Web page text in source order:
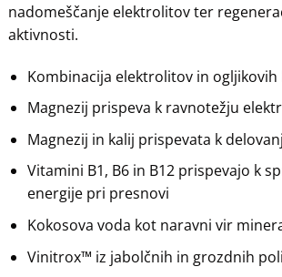
nadomeščanje elektrolitov ter
aktivnosti.
Kombinacija elektrolitov in
Magnezij prispeva k ravnotežju
Magnezij in kalij prispevata k
Vitamini B1, B6 in B12 prispevajo k
energije pri presnovi
Kokosova voda kot naravni vir
Vinitrox™ iz jabolčnih in grozdnih